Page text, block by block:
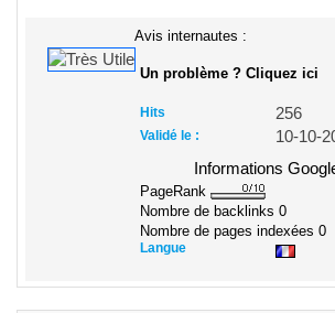
Avis internautes :
Un problème ? Cliquez ici
Hits 256
Validé le :
10-10-
Informations
PageRank
Nombre de backlinks 0
Nombre de pages indexées 0
Langue